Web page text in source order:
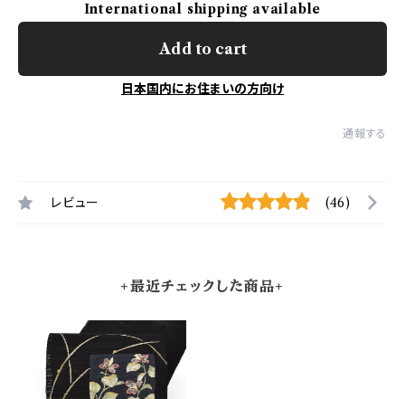
International shipping available
Add to cart
日本国内にお住まいの方向け
通報する
レビュー (46)
+最近チェックした商品+